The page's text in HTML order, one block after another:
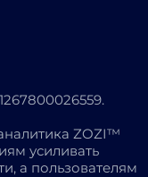
ZOZI™
усиливать
а пользователям